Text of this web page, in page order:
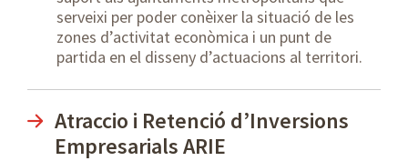
serveixi per poder conèixer la situació de les
zones d’activitat econòmica i un punt de
partida en el disseny d’actuacions al territori.
Atraccio i Retenció d’Inversions
Empresarials ARIE